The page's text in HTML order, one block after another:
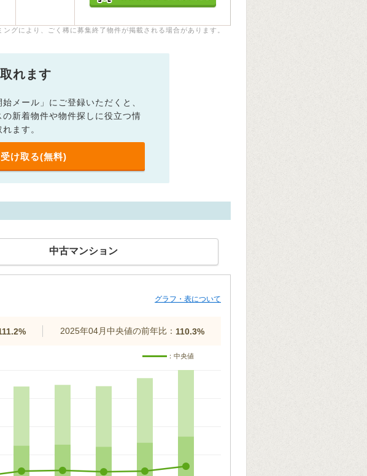
グにより、ごく稀に募集終了物件が掲載される場合があります。
れます
メール」にご登録いただくと、
新着物件や物件探しに役立つ情
ます。
け取る(無料)
中古マンション
グラフ・表について
2025年04月中央値の前年比： 110.3%
：中央値